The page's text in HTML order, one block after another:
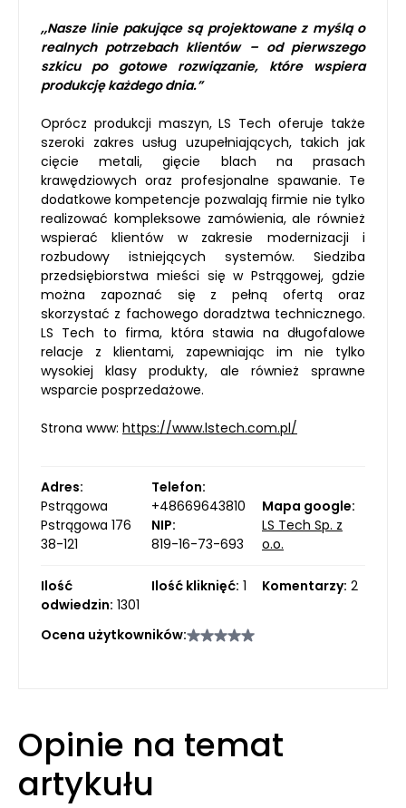
„Nasze linie pakujące są projektowane z myślą o
realnych potrzebach klientów – od pierwszego
szkicu po gotowe rozwiązanie, które wspiera
produkcję każdego dnia.”
Oprócz produkcji maszyn, LS Tech oferuje także
szeroki zakres usług uzupełniających, takich jak
cięcie metali, gięcie blach na prasach
krawędziowych oraz profesjonalne spawanie. Te
dodatkowe kompetencje pozwalają firmie nie tylko
realizować kompleksowe zamówienia, ale również
wspierać klientów w zakresie modernizacji i
rozbudowy istniejących systemów. Siedziba
przedsiębiorstwa mieści się w Pstrągowej, gdzie
można zapoznać się z pełną ofertą oraz
skorzystać z fachowego doradztwa technicznego.
LS Tech to firma, która stawia na długofalowe
relacje z klientami, zapewniając im nie tylko
wysokiej klasy produkty, ale również sprawne
wsparcie posprzedażowe.
Strona www: https://www.lstech.com.pl/
Adres:
Pstrągowa
Pstrągowa 176
38-121
Telefon:
+48669643810
NIP:
819-16-73-693
Mapa google:
LS Tech Sp. z
o.o.
Ilość
odwiedzin: 1301
Ilość kliknięć: 1 Komentarzy: 2
Ocena użytkowników:
Opinie na temat
artykułu